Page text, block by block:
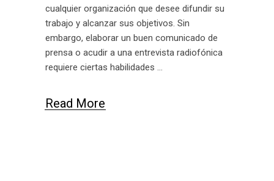
cualquier organización que desee difundir su
trabajo y alcanzar sus objetivos. Sin
embargo, elaborar un buen comunicado de
prensa o acudir a una entrevista radiofónica
requiere ciertas habilidades
Read More